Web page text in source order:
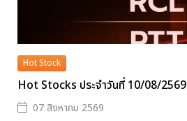
Hot Stock
Hot Stocks ประจำวันที่ 10/08/2569
07 สิงหาคม 2569